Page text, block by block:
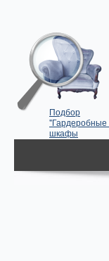
Подбор
"Гардеробные
шкафы
Pescarollo" по